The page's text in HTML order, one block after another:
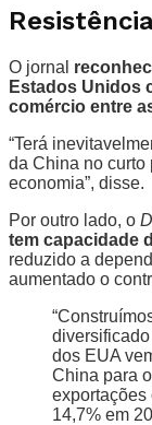
O jornal
Estados Unidos
comércio entre
“Terá
da China no curto
economia”, disse.
Por outro lado, o
tem capacidade
reduzido a
aumentado o
dos EUA
China para
exportações
14,7% em